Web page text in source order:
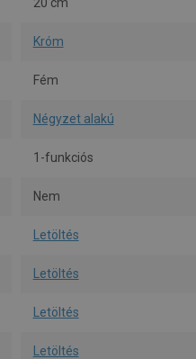
Króm
Fém
Négyzet alakú
1-funkciós
Nem
Letöltés
Letöltés
Letöltés
Letöltés